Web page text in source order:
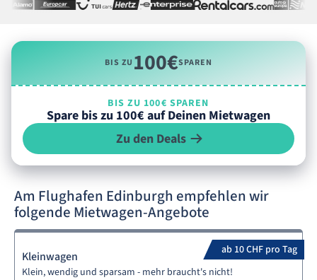
BIS ZU100€SPAREN
BIS ZU 100€ SPAREN
Spare bis zu 100€ auf Deinen Mietwagen
Zu den Deals
Am Flughafen Edinburgh empfehlen wir
folgende Mietwagen-Angebote
ab 10 CHF pro Tag
Kleinwagen
Klein, wendig und sparsam - mehr braucht's nicht!